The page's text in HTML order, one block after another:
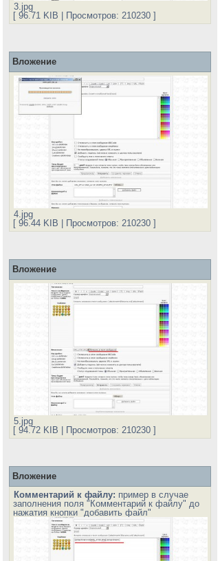
3.jpg
[ 96.71 KIB | Просмотров: 210230 ]
Вложение
4.jpg
[ 96.44 KIB | Просмотров: 210230 ]
Вложение
5.jpg
[ 94.72 KIB | Просмотров: 210230 ]
Вложение
Комментарий к файлу: пример в случае
заполнения поля "Комментарий к файлу" до
нажатия кнопки "добавить файл"